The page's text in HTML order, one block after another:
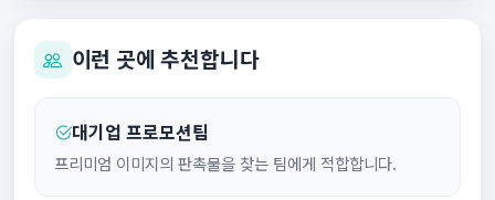
이런 곳에 추천합니다
대기업 프로모션팀
프리미엄 이미지의 판촉물을 찾는 팀에게 적합합니다.